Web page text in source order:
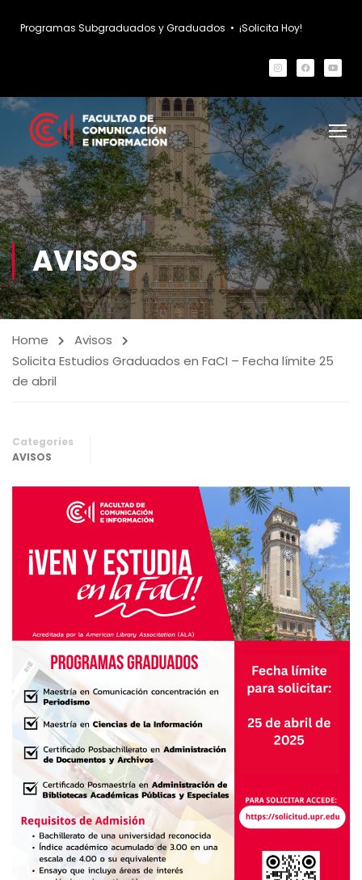
Programas Subgraduados y Graduados • ¡Solicita Hoy!
AVISOS
Home
Avisos
Solicita Estudios Graduados en FaCI – Fecha límite 25
de abril
Categories
AVISOS